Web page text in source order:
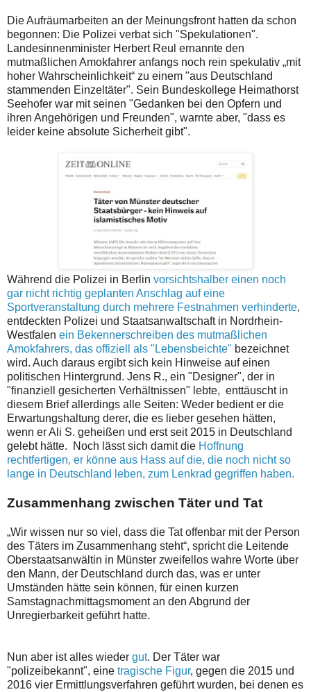
Die Aufräumarbeiten an der Meinungsfront hatten da schon
begonnen: Die Polizei verbat sich "Spekulationen".
Landesinnenminister Herbert Reul ernannte den
mutmaßlichen Amokfahrer anfangs noch rein spekulativ „mit
hoher Wahrscheinlichkeit“ zu einem "aus Deutschland
stammenden Einzeltäter". Sein Bundeskollege Heimathorst
Seehofer war mit seinen "Gedanken bei den Opfern und
ihren Angehörigen und Freunden", warnte aber, "dass es
leider keine absolute Sicherheit gibt".
Während die Polizei in Berlin vorsichtshalber einen noch
gar nicht richtig geplanten Anschlag auf eine
Sportveranstaltung durch mehrere Festnahmen verhinderte,
entdeckten Polizei und Staatsanwaltschaft in Nordrhein-
Westfalen ein Bekennerschreiben des mutmaßlichen
Amokfahrers, das offiziell als "Lebensbeichte" bezeichnet
wird. Auch daraus ergibt sich kein Hinweise auf einen
politischen Hintergrund. Jens R., ein "Designer", der in
"finanziell gesicherten Verhältnissen" lebte, enttäuscht in
diesem Brief allerdings alle Seiten: Weder bedient er die
Erwartungshaltung derer, die es lieber gesehen hätten,
wenn er Ali S. geheißen und erst seit 2015 in Deutschland
gelebt hätte. Noch lässt sich damit die Hoffnung
rechtfertigen, er könne aus Hass auf die, die noch nicht so
lange in Deutschland leben, zum Lenkrad gegriffen haben.
Zusammenhang zwischen Täter und Tat
„Wir wissen nur so viel, dass die Tat offenbar mit der Person
des Täters im Zusammenhang steht“, spricht die Leitende
Oberstaatsanwältin in Münster zweifellos wahre Worte über
den Mann, der Deutschland durch das, was er unter
Umständen hätte sein können, für einen kurzen
Samstagnachmittagsmoment an den Abgrund der
Unregierbarkeit geführt hatte.
Nun aber ist alles wieder gut. Der Täter war
"polizeibekannt", eine tragische Figur, gegen die 2015 und
2016 vier Ermittlungsverfahren geführt wurden, bei denen es